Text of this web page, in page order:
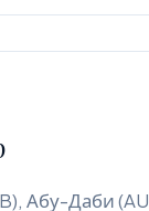
Абу-Даби